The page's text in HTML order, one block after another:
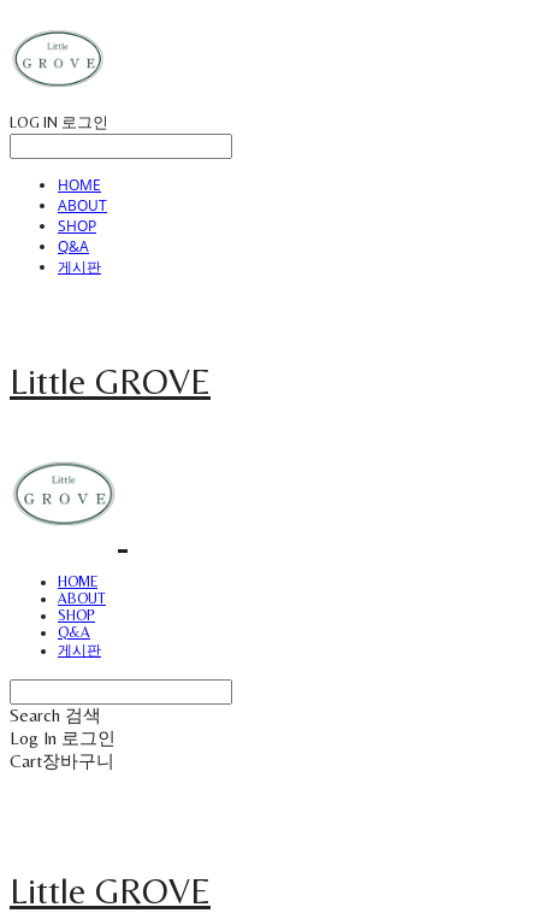
LOG IN 로그인
HOME
ABOUT
SHOP
Q&A
게시판
Little GROVE
HOME
ABOUT
SHOP
Q&A
게시판
Search 검색
Log In 로그인
Cart장바구니
Little GROVE